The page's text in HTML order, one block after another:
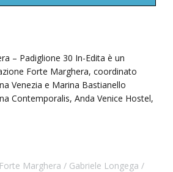
– Padiglione 30 In-Edita è un
Forte Marghera, coordinato
Venezia e Marina Bastianello
Contemporalis, Anda Venice Hostel,
Marghera
Gabriele Longega